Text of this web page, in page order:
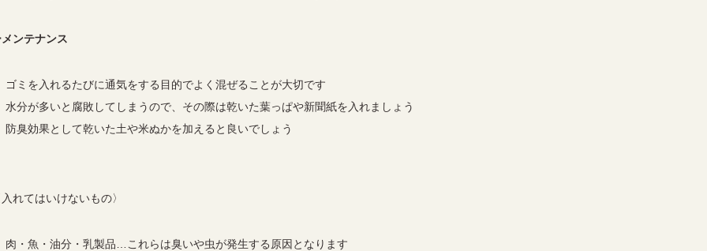
ンテナンス
ゴミを入れるたびに通気をする目的でよく混ぜることが大切です
水分が多いと腐敗してしまうので、その際は乾いた葉っぱや新聞紙を入れましょう
防臭効果として乾いた土や米ぬかを加えると良いでしょう
れてはいけないもの〉
肉・魚・油分・乳製品…これらは臭いや虫が発生する原因となります